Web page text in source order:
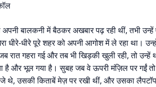
अपनी बालकनी में बैठकर अखबार पढ़ रही थीं, तभी
धीरे पूरे शहर को अपनी आगोश में ले रहा था।
रात गहरा गई और तब भी खिड़की खुली रही, तो उन्हें
है और भूल गया है। सुबह जब वे ऊपरी मंज़िल पर गईं
उसकी किताबें मेज़ पर रखी थीं, और उसका लैपटॉप